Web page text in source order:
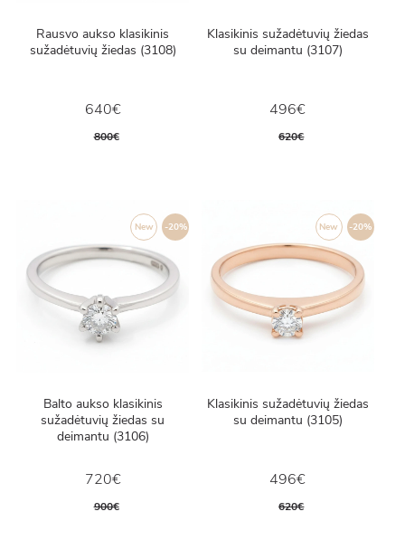
Rausvo aukso klasikinis
sužadėtuvių žiedas (3108)
640€
800€
Klasikinis sužadėtuvių žiedas
su deimantu (3107)
496€
620€
-20%
New
Balto aukso klasikinis
sužadėtuvių žiedas su
deimantu (3106)
720€
900€
-20%
New
Klasikinis sužadėtuvių žiedas
su deimantu (3105)
496€
620€